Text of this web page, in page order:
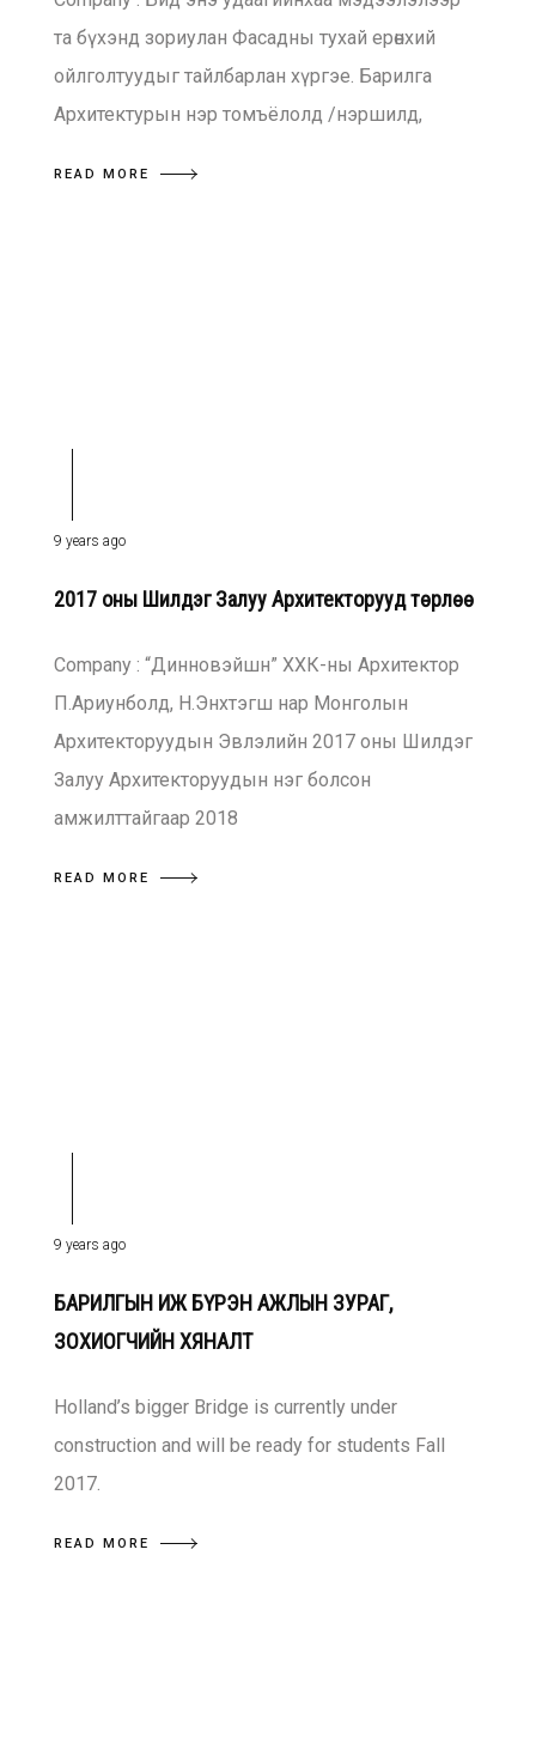
та бүхэнд зориулан Фасадны тухай ерөнхий
ойлголтуудыг тайлбарлан хүргэе. Барилга
Архитектурын нэр томъёлолд /нэршилд,
READ MORE
9 years ago
2017 оны Шилдэг Залуу Архитекторууд төрлөө
Company : “Динновэйшн” ХХК-ны Архитектор
П.Ариунболд, Н.Энхтэгш нар Монголын
Архитекторуудын Эвлэлийн 2017 оны Шилдэг
Залуу Архитекторуудын нэг болсон
амжилттайгаар 2018
READ MORE
9 years ago
БАРИЛГЫН ИЖ БҮРЭН АЖЛЫН ЗУРАГ,
ЗОХИОГЧИЙН ХЯНАЛТ
Holland’s bigger Bridge is currently under
construction and will be ready for students Fall
2017.
READ MORE